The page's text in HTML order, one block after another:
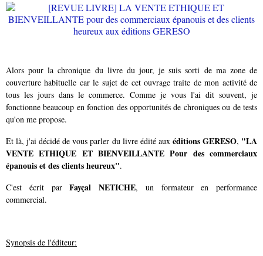
Alors pour la chronique du livre du jour, je suis sorti de ma zone de
couverture habituelle car le sujet de cet ouvrage traite de mon activité de
tous les jours dans le commerce. Comme je vous l'ai dit souvent, je
fonctionne beaucoup en fonction des opportunités de chroniques ou de tests
qu'on me propose.
Et là, j'ai décidé de vous parler du livre édité aux éditions GERESO, "LA
VENTE ETHIQUE ET BIENVEILLANTE Pour des commerciaux
épanouis et des clients heureux".
C'est écrit parFayçal NETICHE, un formateur en performance
commercial.
Synopsis de l'éditeur: